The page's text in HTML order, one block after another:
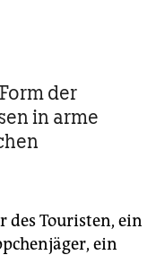
der
in arme
des Touristen, ein
ein